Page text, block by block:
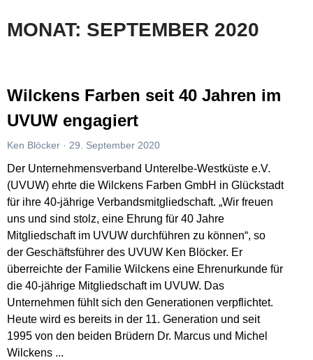
MONAT: SEPTEMBER 2020
Wilckens Farben seit 40 Jahren im
UVUW engagiert
Ken Blöcker 29. September 2020
Der Unternehmensverband Unterelbe-Westküste e.V.
(UVUW) ehrte die Wilckens Farben GmbH in Glückstadt
für ihre 40-jährige Verbandsmitgliedschaft. „Wir freuen
uns und sind stolz, eine Ehrung für 40 Jahre
Mitgliedschaft im UVUW durchführen zu können“, so
der Geschäftsführer des UVUW Ken Blöcker. Er
überreichte der Familie Wilckens eine Ehrenurkunde für
die 40-jährige Mitgliedschaft im UVUW. Das
Unternehmen fühlt sich den Generationen verpflichtet.
Heute wird es bereits in der 11. Generation und seit
1995 von den beiden Brüdern Dr. Marcus und Michel
Wilckens